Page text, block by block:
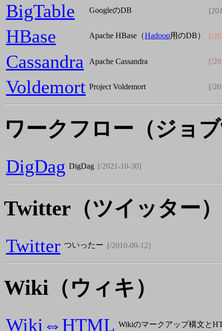
BigTable GoogleのDB
HBase Apache HBase（Hadoop用のDB） [/
Cassandra Apache Cassandra [/
Voldemort Project Voldemort [/
ワークフロー（ジョ
DigDag DigDag [/2021-10-30]
Twitter （ツイッター）
Twitter ついったー [/2010-09-12]
Wiki （ウィキ）
Wiki⇔HTML Wikiのマークアップ構文と